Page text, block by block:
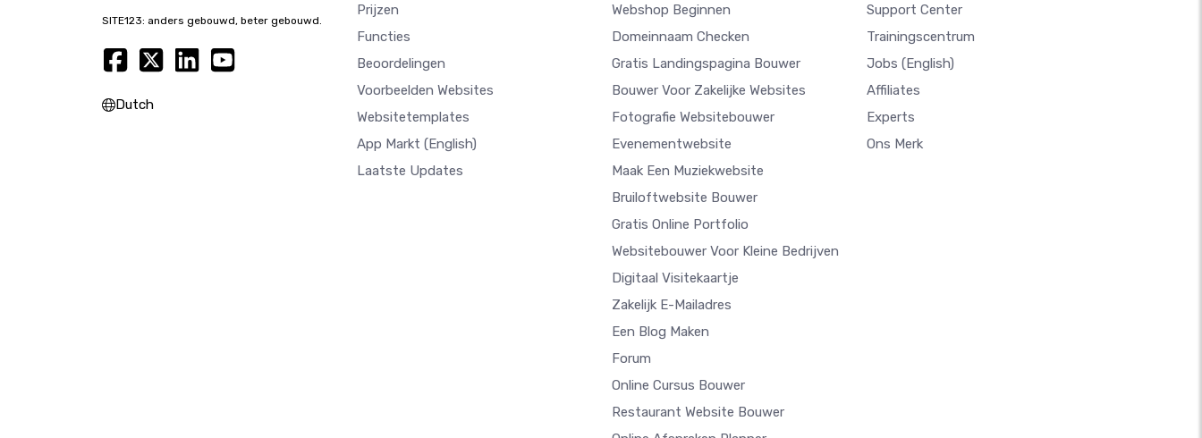
SITE123: anders gebouwd, beter gebouwd.
Dutch
Prijzen
Functies
Beoordelingen
Voorbeelden Websites
Websitetemplates
App Markt (English)
Laatste Updates
Webshop Beginnen
Domeinnaam Checken
Gratis Landingspagina Bouwer
Bouwer Voor Zakelijke Websites
Fotografie Websitebouwer
Evenementwebsite
Maak Een Muziekwebsite
Bruiloftwebsite Bouwer
Gratis Online Portfolio
Websitebouwer Voor Kleine Bedrijven
Digitaal Visitekaartje
Zakelijk E-Mailadres
Een Blog Maken
Forum
Online Cursus Bouwer
Restaurant Website Bouwer
Support Center
Trainingscentrum
Jobs (English)
Affiliates
Experts
Ons Merk